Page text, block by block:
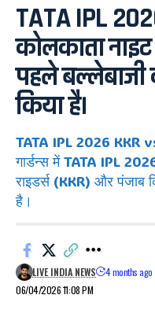
TATA IPL
कोलकाता नाइट
पहले
किया है।
TATA IPL 2026 KKR
गार्डन्स में TATA IPL
राइडर्स (KKR) और पंजाब
है।
06/04/2026 11:08 PM
LIVE INDIA NEWS 4 months ago